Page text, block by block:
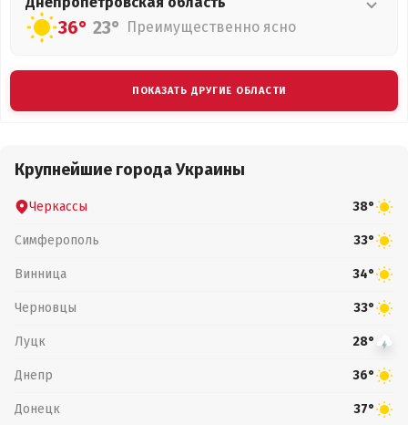
36° 23° Преимущественно ясно
ПОКАЗАТЬ ДРУГИЕ ОБЛАСТИ
Крупнейшие города Украины
Черкассы 38°
Симферополь 33°
Винница 34°
Черновцы 33°
Луцк 28°
Днепр 36°
Донецк 37°